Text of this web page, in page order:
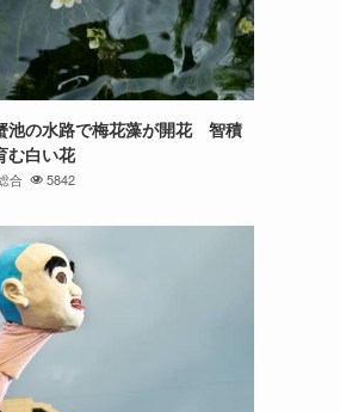
池の水路で梅花藻が開花 智積
む白い花
合 5842